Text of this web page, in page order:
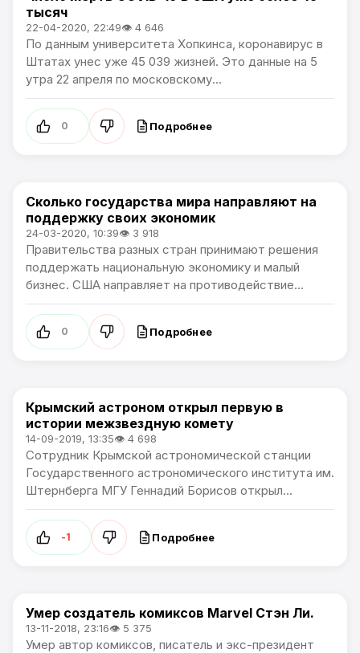
тысяч
22-04-2020, 22:49👁 4 646
По данным университета Хопкинса, коронавирус в
Штатах унес уже 45 039 жизней. Это данные на 5
утра 22 апреля по московскому...
0 Подробнее
В мире
Сколько государства мира направляют на
поддержку своих экономик
24-03-2020, 10:39👁 3 918
Правительства разных стран принимают решения
поддержать национальную экономику и малый
бизнес. США направляет на противодействие...
0 Подробнее
В мире
Крымский астроном открыл первую в
истории межзвездную комету
14-09-2019, 13:35👁 4 698
Сотрудник Крымской астрономической станции
Государственного астрономического института им.
Штернберга МГУ Геннадий Борисов открыл...
-1 Подробнее
В мире
Умер создатель комиксов Marvel Стэн Ли.
13-11-2018, 23:16👁 5 375
Умер автор комиксов, писатель и экс-президент